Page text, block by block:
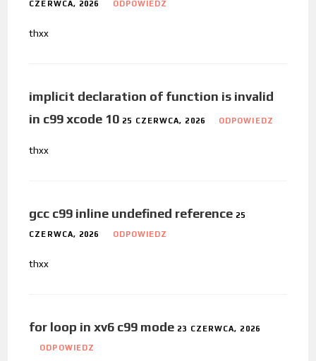
CZERWCA, 2026 ODPOWIEDZ
thxx
implicit declaration of function is invalid
in c99 xcode 10 25 CZERWCA, 2026 ODPOWIEDZ
thxx
gcc c99 inline undefined reference 25
CZERWCA, 2026 ODPOWIEDZ
thxx
for loop in xv6 c99 mode 23 CZERWCA, 2026
ODPOWIEDZ